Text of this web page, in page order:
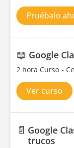
Pruébalo
📖 Google
2 hora Curso
Ver curso
📄 Google
trucos